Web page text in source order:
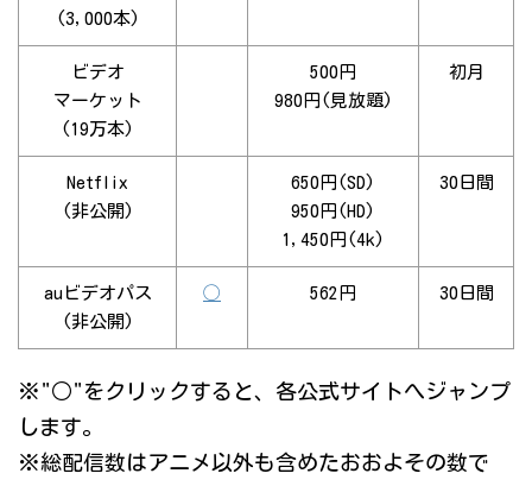
(3,000本)
ビデオ
マーケット
(19万本)
500円
980円(見放題)
初月
Netflix
(非公開)
650円(SD)
950円(HD)
1,450円(4k)
30日間
auビデオパス
(非公開)
◯ 562円 30日間
※"○"をクリックすると、各公式サイトへジャンプ
します。
※総配信数はアニメ以外も含めたおおよその数で